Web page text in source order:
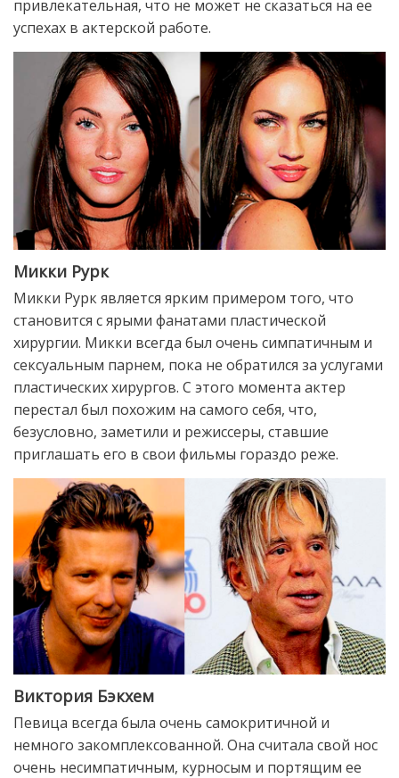
привлекательная, что не может не сказаться на ее
успехах в актерской работе.
Микки Рурк
Микки Рурк является ярким примером того, что
становится с ярыми фанатами пластической
хирургии. Микки всегда был очень симпатичным и
сексуальным парнем, пока не обратился за услугами
пластических хирургов. С этого момента актер
перестал был похожим на самого себя, что,
безусловно, заметили и режиссеры, ставшие
приглашать его в свои фильмы гораздо реже.
Виктория Бэкхем
Певица всегда была очень самокритичной и
немного закомплексованной. Она считала свой нос
очень несимпатичным, курносым и портящим ее